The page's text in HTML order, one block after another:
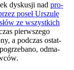
dys­ku­sji nad pro­
poseł Urszu­lę
ze wszyst­kich
pierw­sze­go
a pod­czas ostat­
odma­